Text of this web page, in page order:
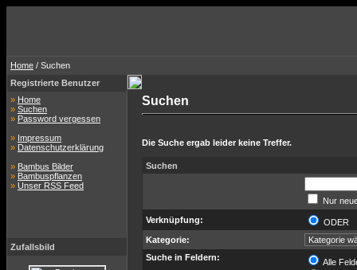
Home / Suchen
Registrierte Benutzer
» Home
» Suchen
» Password vergessen
» Impressum
» Datenschutzerklärung
» Bambus Bilder
» Bambuspflanzen
» Unser RSS Feed
Zufallsbild
Suchen
Die Suche ergab leider keine Treffer.
Suchen
Nur
Verknüpfung:
ODER
Kategorie:
Suche in Feldern:
Alle